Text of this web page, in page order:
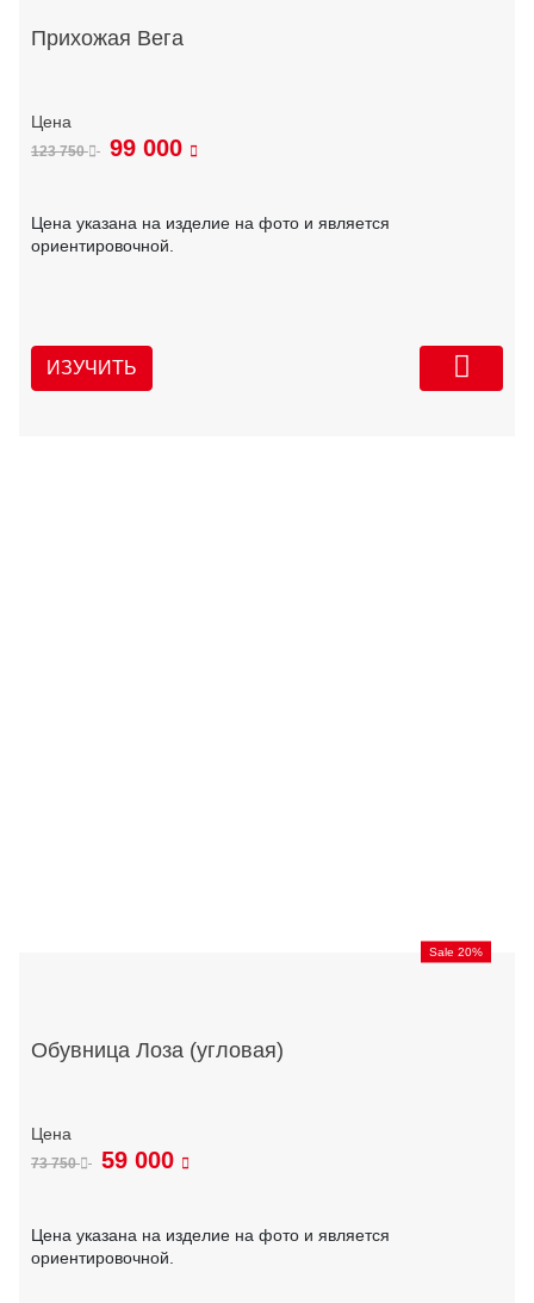
Прихожая Вега
123 750 99 000
Цена указана на изделие на фото и является
ориентировочной.
ИЗУЧИТЬ
Sale 20%
Обувница Лоза (угловая)
73 750 59 000
Цена указана на изделие на фото и является
ориентировочной.